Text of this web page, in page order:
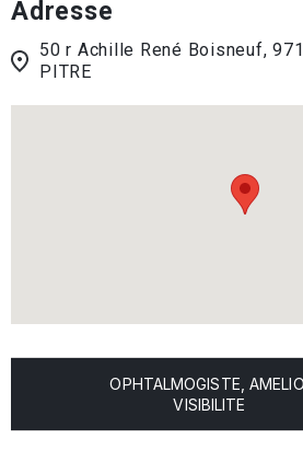
Adresse
50 r Achille René Boisneuf,
PITRE
OPHTALMOGISTE,
VISIBILITE